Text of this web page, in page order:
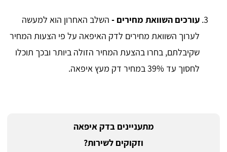
עורכים השוואת מחירים - השלב האחרון הוא למעשה
לערוך השוואת מחירים לדק האיפאה על פי הצעות המחיר
שקיבלתם, בחרו בהצעת המחיר הזולה ביותר ובכך תוכלו
לחסוך עד 39% במחיר דק מעץ איפאה.
מתעניינים בדק איפאה
וזקוקים לשירות?